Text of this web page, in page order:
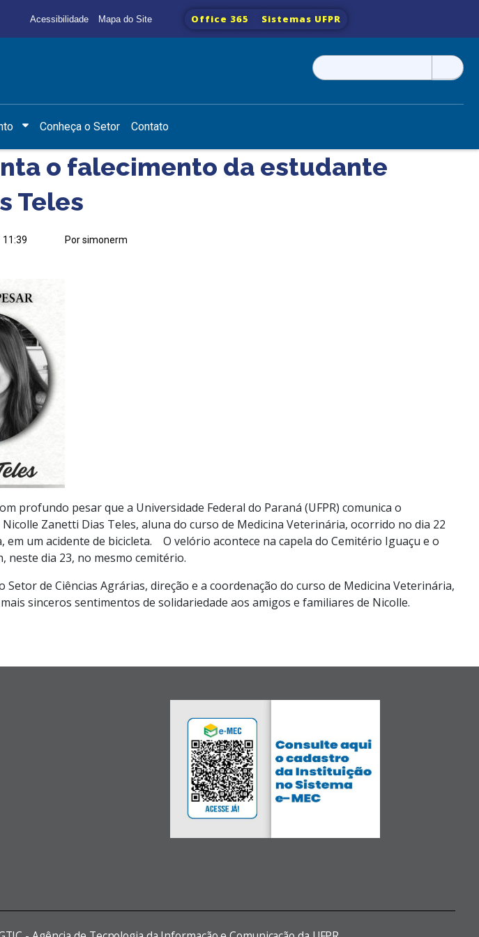
Acessibilidade Mapa do Site Office 365 Sistemas UFPR
Pesquisar
por:
Conheça o Setor Contato
o falecimento da estudante
Teles
11:39 Por simonerm
profundo pesar que a Universidade Federal do Paraná (UFPR) comunica o
Zanetti Dias Teles, aluna do curso de Medicina Veterinária, ocorrido no dia 22
em um acidente de bicicleta. O velório acontece na capela do Cemitério Iguaçu e o
neste dia 23, no mesmo cemitério.
Setor de Ciências Agrárias, direção e a coordenação do curso de Medicina Veterinária,
sinceros sentimentos de solidariedade aos amigos e familiares de Nicolle.